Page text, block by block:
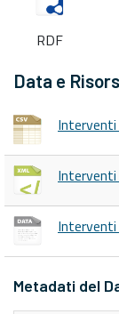
RDF
Data e
Interventi
Interventi
Interventi
Metadati del